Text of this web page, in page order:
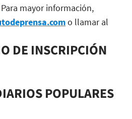
Para mayor información,
o llamar al
DE INSCRIPCIÓN
POPULARES